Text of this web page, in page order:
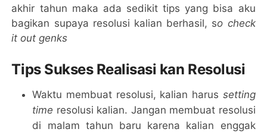
akhir tahun maka ada sedikit tips yang bisa aku
bagikan supaya resolusi kalian berhasil, so check
it out genks
Tips Sukses Realisasi kan Resolusi
Waktu membuat resolusi, kalian harus setting
time resolusi kalian. Jangan membuat resolusi
di malam tahun baru karena kalian enggak